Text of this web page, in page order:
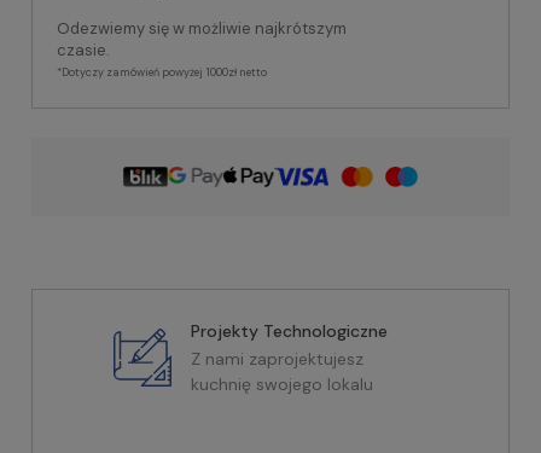
Odezwiemy się w możliwie najkrótszym
czasie.
*Dotyczy zamówień powyżej 1000zł netto
Projekty Technologiczne
Z nami zaprojektujesz
kuchnię swojego lokalu